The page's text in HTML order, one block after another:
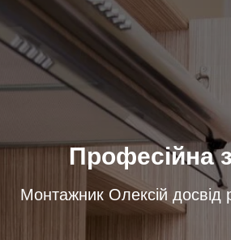
Професійна
Монтажник Олексій досвід